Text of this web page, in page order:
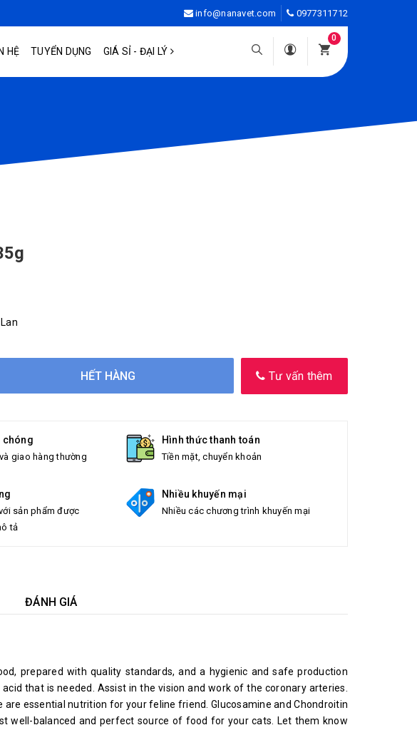
0977311712
info@nanavet.com
HỆ TUYỂN DỤNG GIÁ SỈ - ĐẠI LÝ
0
HẾT HÀNG Tư vấn thêm
chóng
giao hàng thường
Hình thức thanh toán
Tiền mặt, chuyển khoản
sản phẩm được
tả
Nhiều khuyến mại
Nhiều các chương trình khuyến mại
ĐÁNH GIÁ
prepared with quality standards, and a hygienic and safe production
that is needed. Assist in the vision and work of the coronary arteries.
essential nutrition for your feline friend. Glucosamine and Chondroitin
well-balanced and perfect source of food for your cats. Let them know